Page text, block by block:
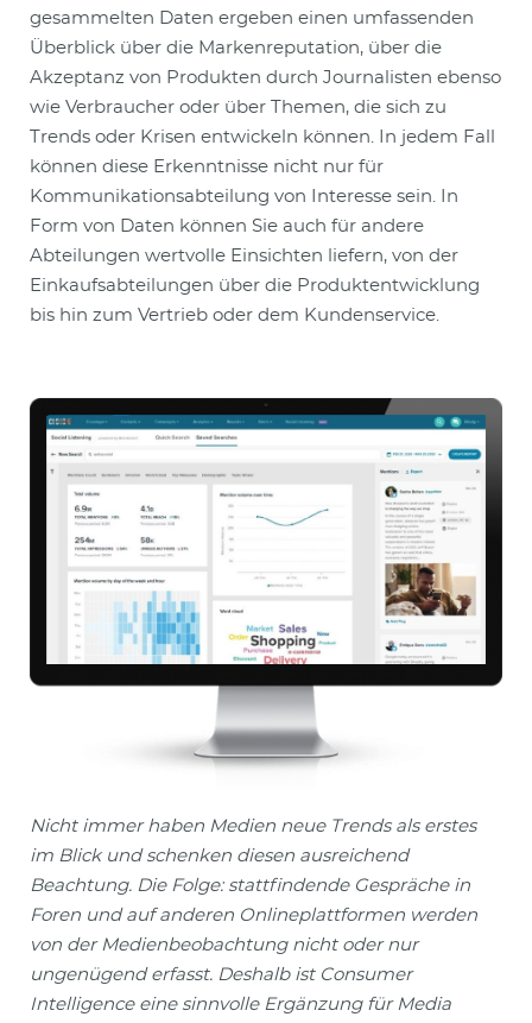
gesammelten Daten ergeben einen umfassenden
Überblick über die Markenreputation, über die
Akzeptanz von Produkten durch Journalisten ebenso
wie Verbraucher oder über Themen, die sich zu
Trends oder Krisen entwickeln können. In jedem Fall
können diese Erkenntnisse nicht nur für
Kommunikationsabteilung von Interesse sein. In
Form von Daten können Sie auch für andere
Abteilungen wertvolle Einsichten liefern, von der
Einkaufsabteilungen über die Produktentwicklung
bis hin zum Vertrieb oder dem Kundenservice.
Nicht immer haben Medien neue Trends als erstes
im Blick und schenken diesen ausreichend
Beachtung. Die Folge: stattfindende Gespräche in
Foren und auf anderen Onlineplattformen werden
von der Medienbeobachtung nicht oder nur
ungenügend erfasst. Deshalb ist Consumer
Intelligence eine sinnvolle Ergänzung für Media